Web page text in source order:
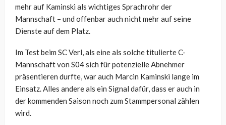
mehr auf Kaminski als wichtiges Sprachrohr der
Mannschaft – und offenbar auch nicht mehr auf seine
Dienste auf dem Platz.
Im Test beim SC Verl, als eine als solche titulierte C-
Mannschaft von S04 sich für potenzielle Abnehmer
präsentieren durfte, war auch Marcin Kaminski lange im
Einsatz. Alles andere als ein Signal dafür, dass er auch in
der kommenden Saison noch zum Stammpersonal zählen
wird.